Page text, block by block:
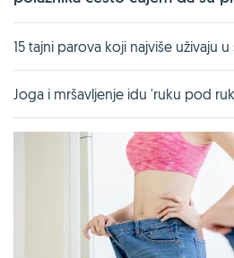
15 tajni parova koji najviše uživaju u
Joga i mršavljenje idu 'ruku pod